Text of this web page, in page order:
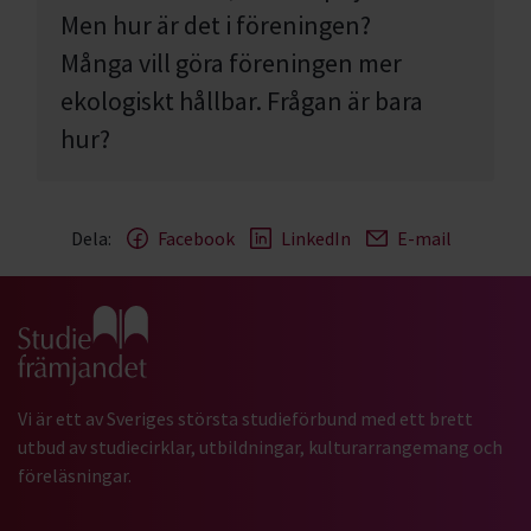
Men hur är det i föreningen?
Många vill göra föreningen mer
ekologiskt hållbar. Frågan är bara
hur?
Dela: Facebook LinkedIn E-mail
Gå till studiefrämjandets startsida
Vi är ett av Sveriges största studieförbund med ett brett
utbud av studiecirklar, utbildningar, kulturarrangemang och
föreläsningar.